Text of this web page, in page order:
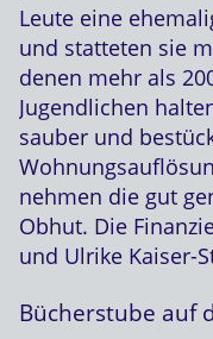
Leute eine
und statteten sie
denen mehr als
Jugendlichen
sauber und
nehmen die gut
Obhut. Die
und Ulrike Kaiser-
Bücherstube auf